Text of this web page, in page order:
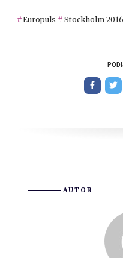
Europuls Stockholm 2016
AUTOR